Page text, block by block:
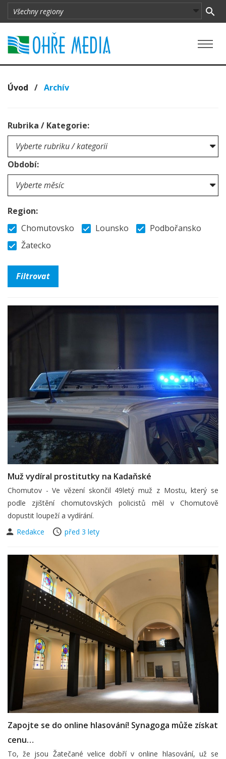
Úvod / Archív
Rubrika / Kategorie:
Období:
Region:
Chomutovsko
Lounsko
Podbořansko
Žatecko
Muž vydíral prostitutky na Kadaňské
Chomutov - Ve vězení skončil 49letý muž z Mostu, který se
podle zjištění chomutovských policistů měl v Chomutově
dopustit loupeží a vydírání.
Redakce
před 3 lety
Zapojte se do online hlasování! Synagoga může získat
cenu…
To, že jsou Žatečané velice dobří v online hlasování, už se